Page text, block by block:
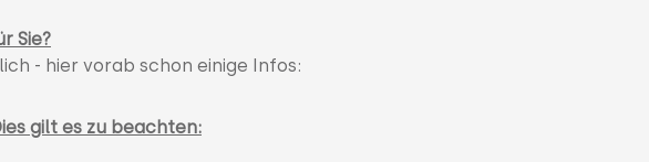
Sie?
- hier vorab schon einige Infos:
gilt es zu beachten: